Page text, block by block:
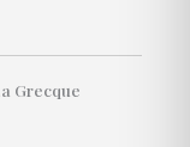
Grecque